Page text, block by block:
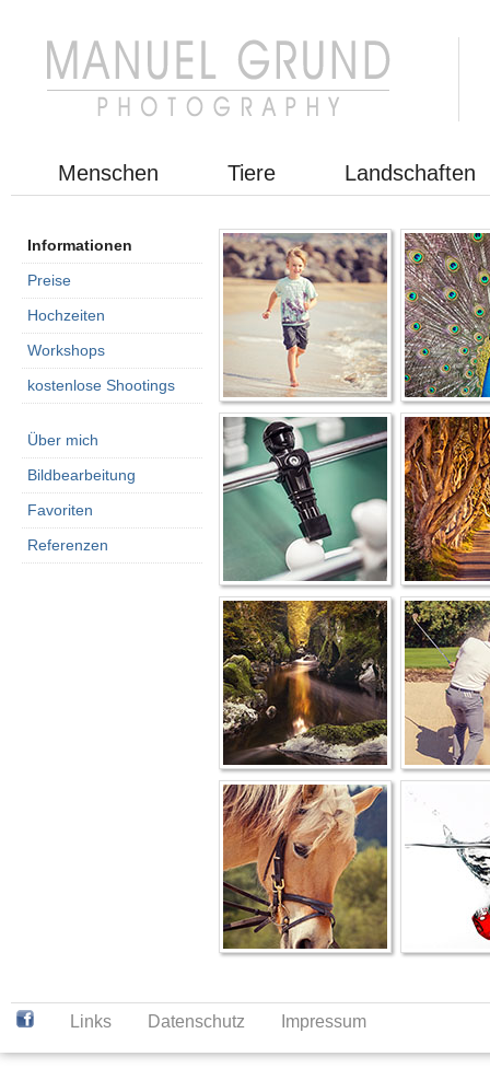
Menschen Tiere Landschaften
Informationen
Preise
Hochzeiten
Workshops
kostenlose Shootings
Über mich
Bildbearbeitung
Favoriten
Referenzen
Links Datenschutz Impressum